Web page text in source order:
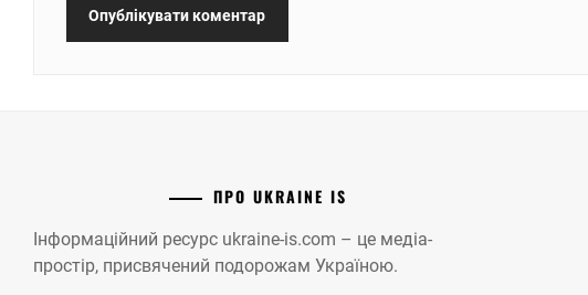
ПРО UKRAINE IS
Інформаційний ресурс ukraine-is.com – це медіа-
простір, присвячений подорожам Україною.